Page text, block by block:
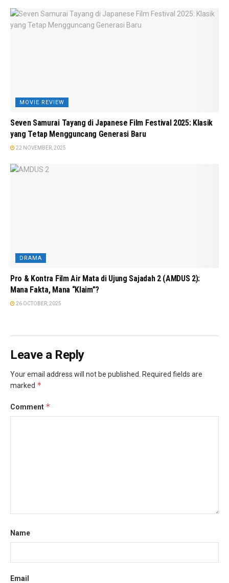
MOVIE REVIEW
Seven Samurai Tayang di Japanese Film Festival 2025: Klasik
yang Tetap Mengguncang Generasi Baru
22 NOVEMBER, 2025
DRAMA
Pro & Kontra Film Air Mata di Ujung Sajadah 2 (AMDUS 2):
Mana Fakta, Mana “Klaim”?
26 OCTOBER, 2025
Leave a Reply
Your email address will not be published.
Required fields are
marked *
Comment *
Name
Email